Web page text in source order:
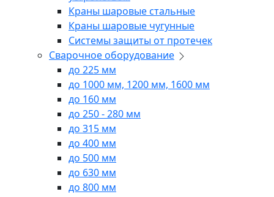
Краны шаровые стальные
Краны шаровые чугунные
Системы защиты от протечек
Сварочное оборудование
до 225 мм
до 1000 мм, 1200 мм, 1600 мм
до 160 мм
до 250 - 280 мм
до 315 мм
до 400 мм
до 500 мм
до 630 мм
до 800 мм